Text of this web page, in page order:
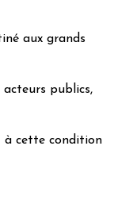
aux grands
publics,
à cette condition